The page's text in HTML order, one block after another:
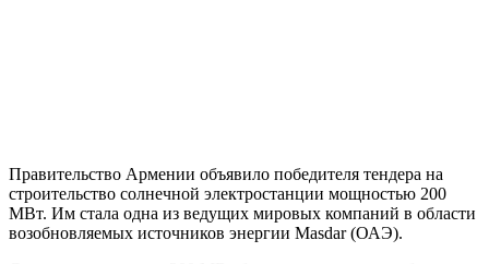
Правительство Армении объявило победителя тендера на
строительство солнечной электростанции мощностью 200
МВт. Им стала одна из ведущих мировых компаний в области
возобновляемых источников энергии Masdar (ОАЭ).